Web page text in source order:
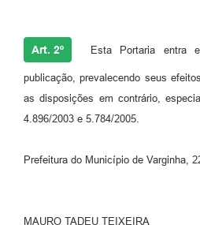
Art. 2º Esta Portaria entra
publicação, prevalecendo seus
as disposições em contrário,
4.896/2003 e 5.784/2005.
Prefeitura do Município de Varginha,
MAURO TADEU TEIXEIRA